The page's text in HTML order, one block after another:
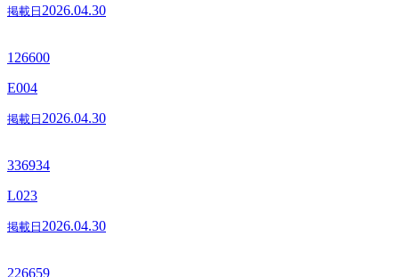
掲載日 2026.04.30
126600
E004
掲載日 2026.04.30
336934
L023
掲載日 2026.04.30
226659